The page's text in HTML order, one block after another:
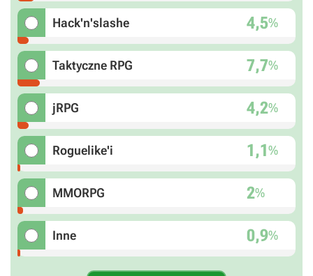
Hack'n'slashe 4,5%
Taktyczne RPG 7,7%
jRPG 4,2%
Roguelike'i 1,1%
MMORPG 2%
Inne 0,9%